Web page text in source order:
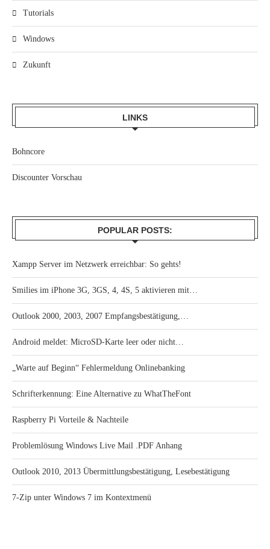
Tutorials
Windows
Zukunft
LINKS
Bohncore
Discounter Vorschau
POPULAR POSTS:
Xampp Server im Netzwerk erreichbar: So gehts!
Smilies im iPhone 3G, 3GS, 4, 4S, 5 aktivieren mit…
Outlook 2000, 2003, 2007 Empfangsbestätigung,…
Android meldet: MicroSD-Karte leer oder nicht…
„Warte auf Beginn“ Fehlermeldung Onlinebanking
Schrifterkennung: Eine Alternative zu WhatTheFont
Raspberry Pi Vorteile & Nachteile
Problemlösung Windows Live Mail .PDF Anhang
Outlook 2010, 2013 Übermittlungsbestätigung, Lesebestätigung
7-Zip unter Windows 7 im Kontextmenü